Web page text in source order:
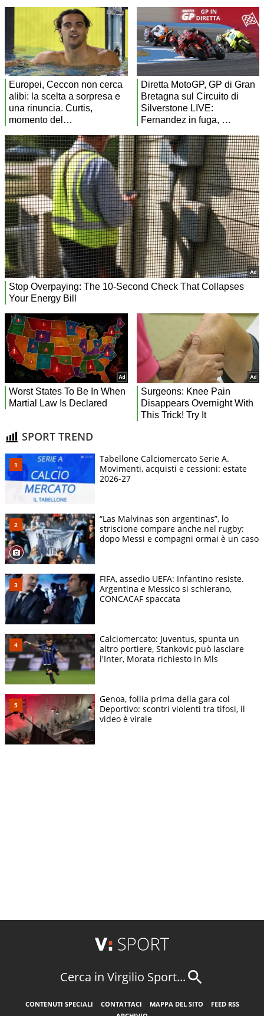
SPORT TREND
Tabellone Calciomercato Serie A.
Movimenti, acquisti e cessioni: estate
2026-27
“Las Malvinas son argentinas”, lo
striscione compare anche nel rugby:
dopo Messi e compagni ormai è un caso
FIFA, assedio UEFA: Infantino resiste.
Argentina e Messico si schierano,
CONCACAF spaccata
Calciomercato: Juventus, spunta un
altro portiere, Stankovic può lasciare
l'Inter, Morata richiesto in Mls
Genoa, follia prima della gara col
Deportivo: scontri violenti tra tifosi, il
video è virale
Cerca in Virgilio Sport...
CONTENUTI SPECIALI CONTATTACI MAPPA DEL SITO
FEED RSS